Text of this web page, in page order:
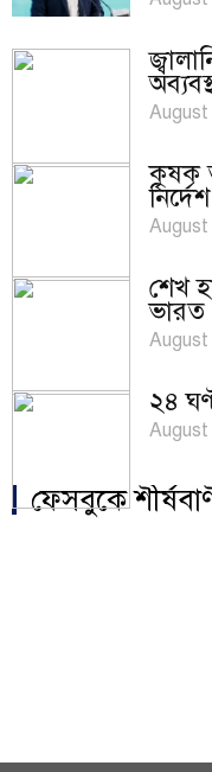
কৃষক
নির্দেশ
শেখ
ভারত
২৪
ফেসবুকে